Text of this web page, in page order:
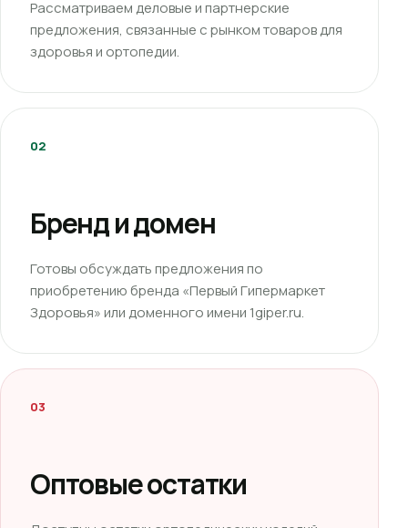
Рассматриваем деловые и партнерские
предложения, связанные с рынком товаров для
здоровья и ортопедии.
02
Бренд и домен
Готовы обсуждать предложения по
приобретению бренда «Первый Гипермаркет
Здоровья» или доменного имени 1giper.ru.
03
Оптовые остатки